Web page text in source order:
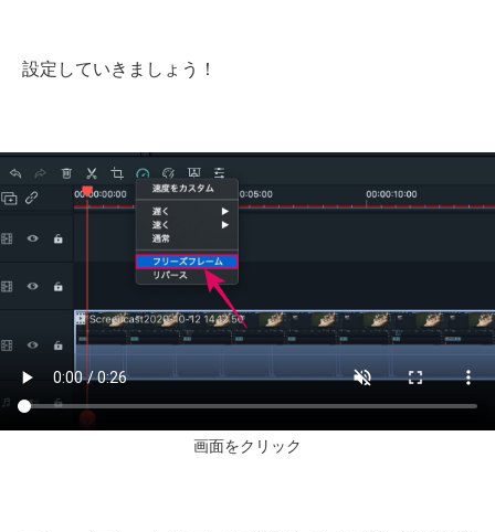
設定していきましょう！
画面をクリック